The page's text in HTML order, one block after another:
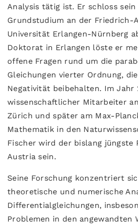
Analysis tätig ist. Er schloss
Grundstudium an der Friedrich-
Universität Erlangen-Nürnberg
Doktorat in Erlangen löste er
offene Fragen rund um die
Gleichungen vierter Ordnung,
Negativität beibehalten. Im Jahr
wissenschaftlicher Mitarbeiter
Zürich und später am Max-
Mathematik in den
Fischer wird der bislang jüngste
Austria sein.
Seine Forschung konzentriert
theoretische und numerische
Differentialgleichungen,
Problemen in den angewandten